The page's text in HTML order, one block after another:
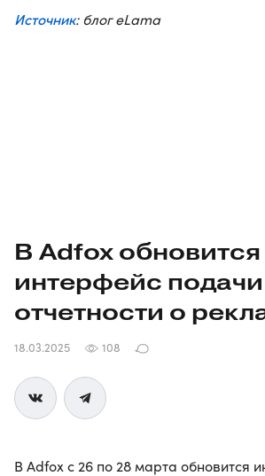
Источник: блог eLama
В Adfox обновится
интерфейс подачи
отчетности о
18.03.2025 108
В Adfox с 26 по 28 марта обновится